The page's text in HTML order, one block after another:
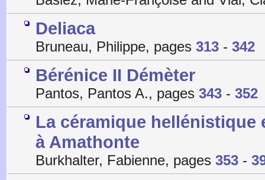
Deliaca
Bruneau, Philippe, pages 313 - 342
Bérénice II Démèter
Pantos, Pantos A., pages 343 - 352
La céramique
à Amathonte
Burkhalter, Fabienne, pages 353 -